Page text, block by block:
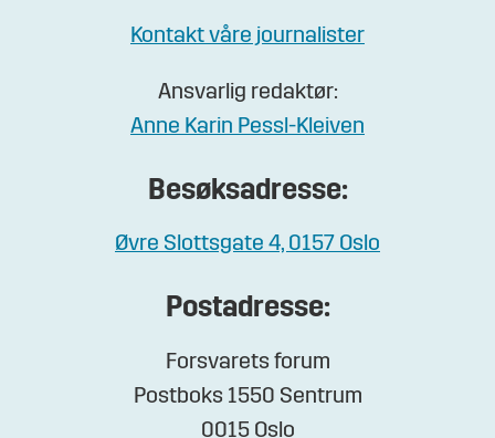
Kontakt våre journalister
Ansvarlig redaktør:
Anne Karin Pessl-Kleiven
Besøksadresse:
Øvre Slottsgate 4, 0157 Oslo
Postadresse:
Forsvarets forum
Postboks 1550 Sentrum
0015 Oslo